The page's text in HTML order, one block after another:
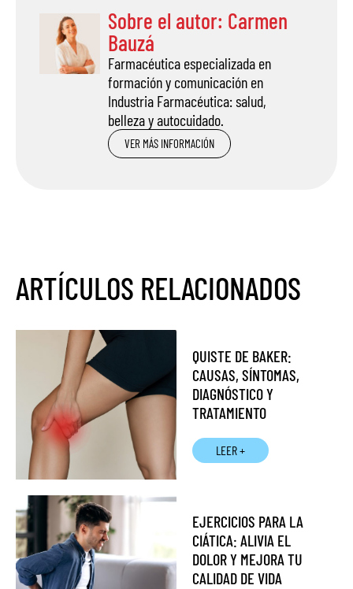
Sobre el autor: Carmen
Bauzá
Farmacéutica especializada en
formación y comunicación en
Industria Farmacéutica: salud,
belleza y autocuidado.
VER MÁS INFORMACIÓN
ARTÍCULOS RELACIONADOS
QUISTE DE BAKER:
CAUSAS, SÍNTOMAS,
DIAGNÓSTICO Y
TRATAMIENTO
LEER +
EJERCICIOS PARA LA
CIÁTICA: ALIVIA EL
DOLOR Y MEJORA TU
CALIDAD DE VIDA